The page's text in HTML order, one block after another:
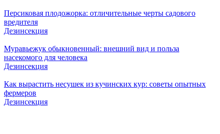
Персиковая плодожорка: отличительные черты садового
вредителя
Дезинсекция
Муравьежук обыкновенный: внешний вид и польза
насекомого для человека
Дезинсекция
Как вырастить несушек из кучинских кур: советы опытных
фермеров
Дезинсекция